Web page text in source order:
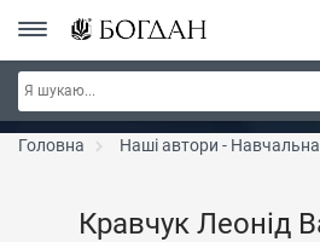
РОЗПРОДАЖ ~ 150 грн ~ 200 грн ~ 250 грн
300 грн ~ РОЗПРОДАЖ
Головна Наші автори -
Кравчук Леонід